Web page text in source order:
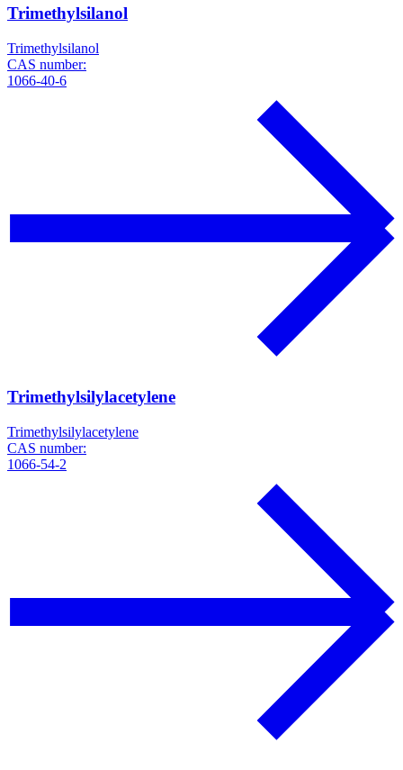
Trimethylsilanol
Trimethylsilanol
CAS number:
1066-40-6
Trimethylsilylacetylene
Trimethylsilylacetylene
CAS number:
1066-54-2